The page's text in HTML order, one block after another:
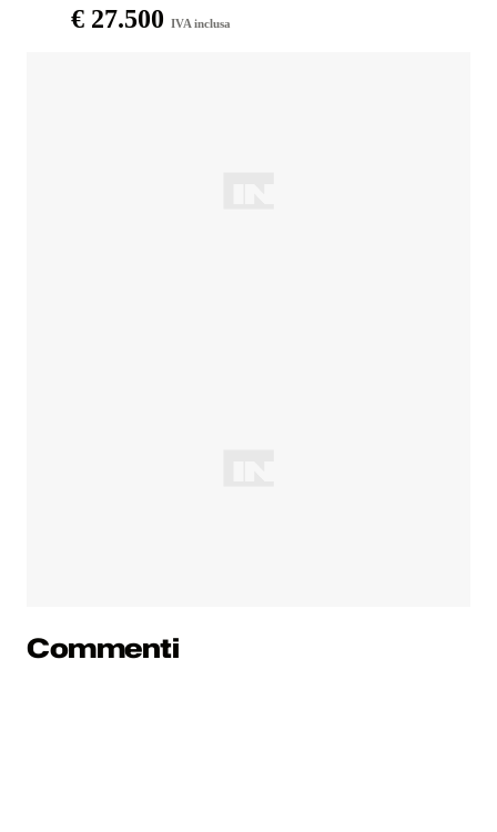
€ 27.500 IVA inclusa
Commenti